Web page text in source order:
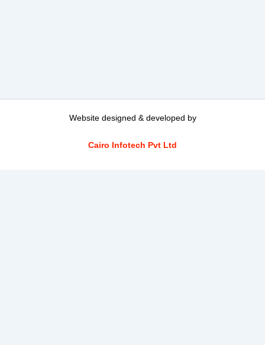
Website designed & developed by
Cairo Infotech Pvt Ltd